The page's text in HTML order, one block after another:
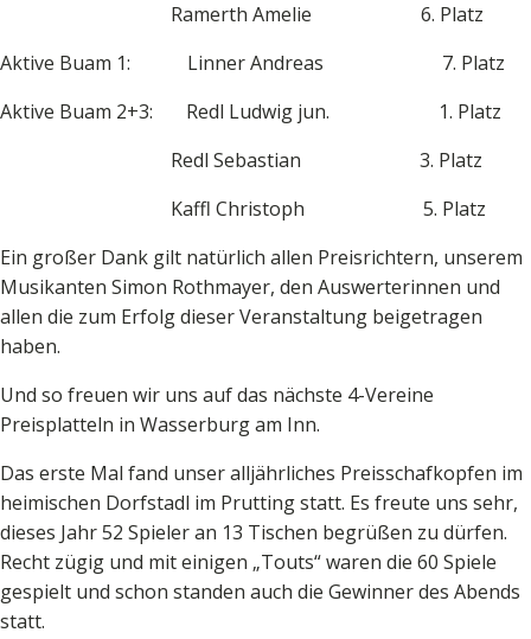
Ramerth Amelie 6. Platz
Aktive Buam 1: Linner Andreas 7. Platz
Aktive Buam 2+3: Redl Ludwig jun. 1. Platz
Redl Sebastian 3. Platz
Kaffl Christoph 5. Platz
Ein großer Dank gilt natürlich allen Preisrichtern, unserem
Musikanten Simon Rothmayer, den Auswerterinnen und
allen die zum Erfolg dieser Veranstaltung beigetragen
haben.
Und so freuen wir uns auf das nächste 4-Vereine
Preisplatteln in Wasserburg am Inn.
Das erste Mal fand unser alljährliches Preisschafkopfen im
heimischen Dorfstadl im Prutting statt. Es freute uns sehr,
dieses Jahr 52 Spieler an 13 Tischen begrüßen zu dürfen.
Recht zügig und mit einigen „Touts“ waren die 60 Spiele
gespielt und schon standen auch die Gewinner des Abends
statt.